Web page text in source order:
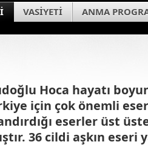
VASİYETİ ANMA
Hoca hayatı
için çok önemli
eserler üst
36 cildi aşkın eseri